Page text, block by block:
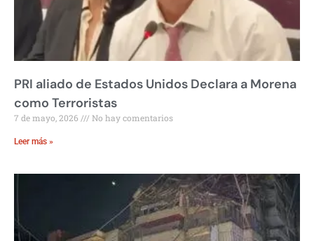
PRI aliado de Estados Unidos Declara a Morena
como Terroristas
7 de mayo, 2026 No hay comentarios
Leer más »